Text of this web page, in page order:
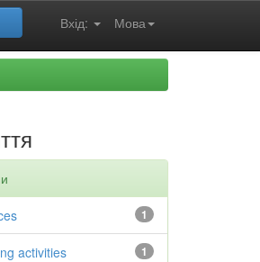
Мова
Вхід:
1
1
activities